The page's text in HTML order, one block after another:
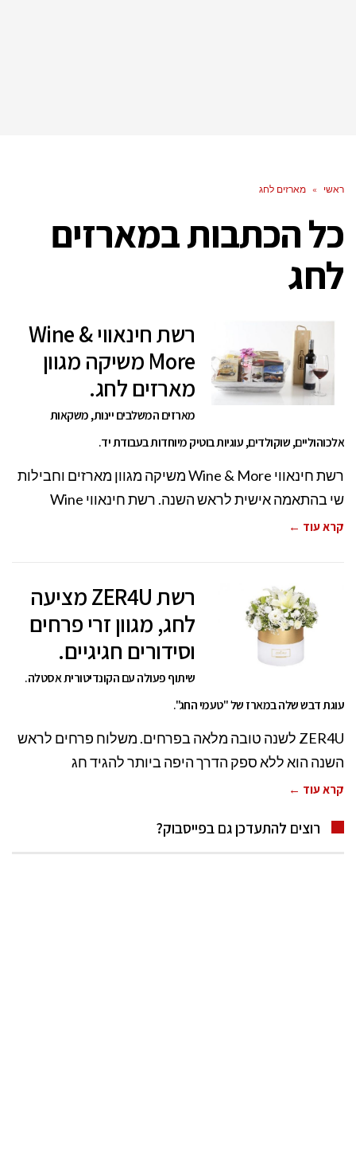
ראשי » מארזים לחג
כל הכתבות במארזים
לחג
רשת חינאווי Wine &
More משיקה מגוון
מארזים לחג.
מארזים המשלבים יינות, משקאות
אלכוהוליים, שוקולדים, עוגיות בוטיק מיוחדות בעבודת יד.
רשת חינאווי Wine & More משיקה מגוון מארזים וחבילות
שי בהתאמה אישית לראש השנה. רשת חינאווי Wine
קרא עוד ←
רשת ZER4U מציעה
לחג, מגוון זרי פרחים
וסידורים חגיגיים.
שיתוף פעולה עם הקונדיטורית אסטלה.
עוגת דבש שלה במארז של "טעמי החג".
ZER4U לשנה טובה מלאה בפרחים. משלוח פרחים לראש
השנה הוא ללא ספק הדרך היפה ביותר להגיד חג
קרא עוד ←
רוצים להתעדכן גם בפייסבוק?